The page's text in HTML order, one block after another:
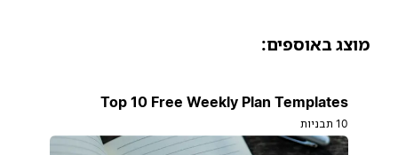
באוספים:
Top 10 Free Weekly Plan Templates